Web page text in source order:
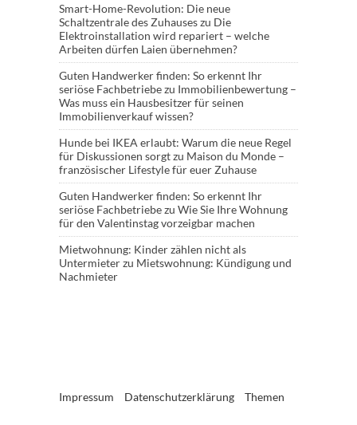
Smart-Home-Revolution: Die neue
Schaltzentrale des Zuhauseszu Die
Elektroinstallation wird repariert – welche
Arbeiten dürfen Laien übernehmen?
Guten Handwerker finden: So erkennt Ihr
seriöse Fachbetriebezu Immobilienbewertung –
Was muss ein Hausbesitzer für seinen
Immobilienverkauf wissen?
Hunde bei IKEA erlaubt: Warum die neue Regel
für Diskussionen sorgtzu Maison du Monde –
französischer Lifestyle für euer Zuhause
Guten Handwerker finden: So erkennt Ihr
seriöse Fachbetriebezu Wie Sie Ihre Wohnung
für den Valentinstag vorzeigbar machen
Mietwohnung: Kinder zählen nicht als
Untermieterzu Mietswohnung: Kündigung und
Nachmieter
Impressum Datenschutzerklärung Themen